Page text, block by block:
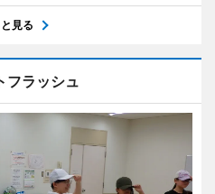
見る
フラッシュ